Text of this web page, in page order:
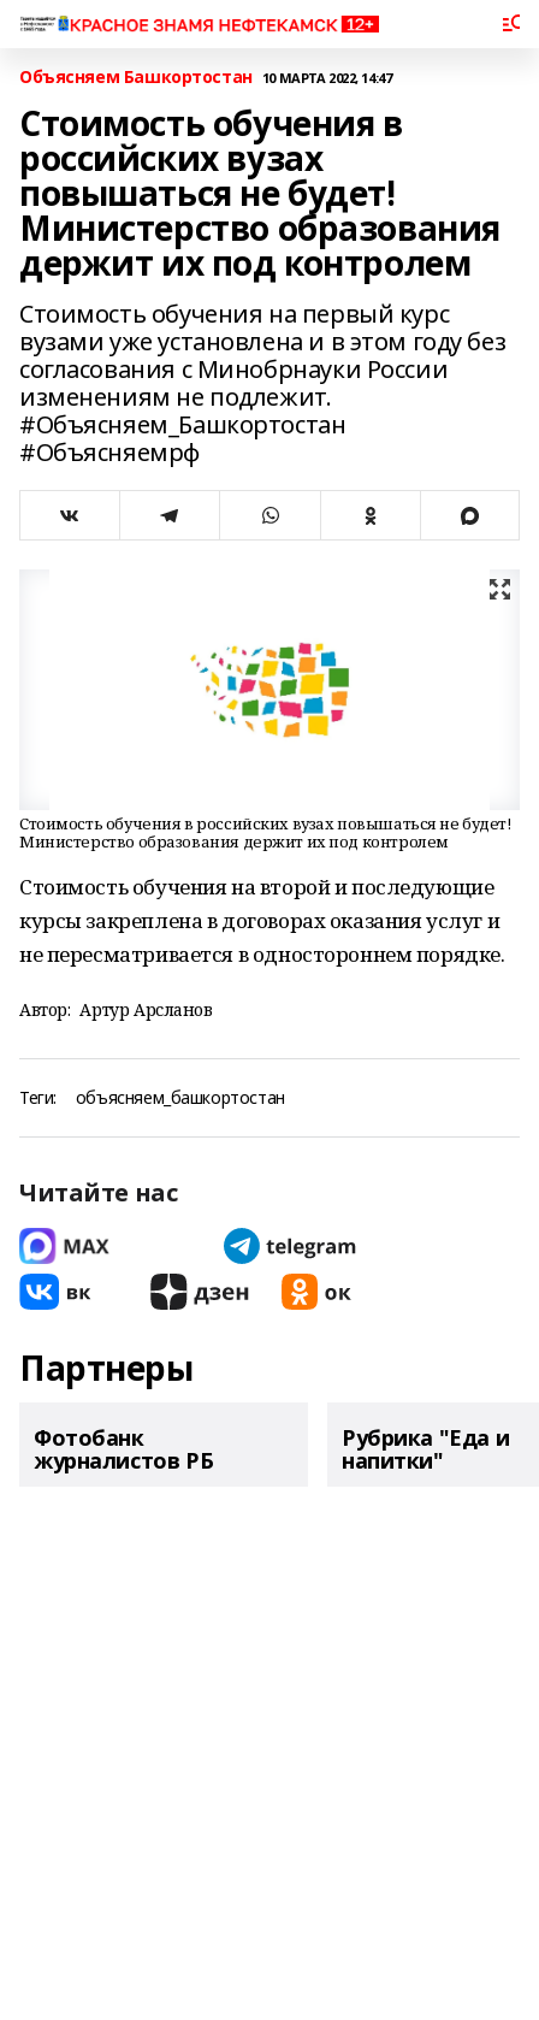
Объясняем Башкортостан 10 МАРТА 2022, 14:47
Стоимость обучения в
российских вузах
повышаться не будет!
Министерство образования
держит их под контролем
Стоимость обучения на первый курс
вузами уже установлена и в этом году без
согласования с Минобрнауки России
изменениям не подлежит.
#Объясняем_Башкортостан
#Объясняемрф
Стоимость обучения в российских вузах повышаться не будет!
Министерство образования держит их под контролем
Стоимость обучения на второй и последующие
курсы закреплена в договорах оказания услуг и
не пересматривается в одностороннем порядке.
Автор: Артур Арсланов
Теги: объясняем_башкортостан
Читайте нас
Партнеры
Фотобанк
журналистов РБ
Рубрика "Еда и
напитки"